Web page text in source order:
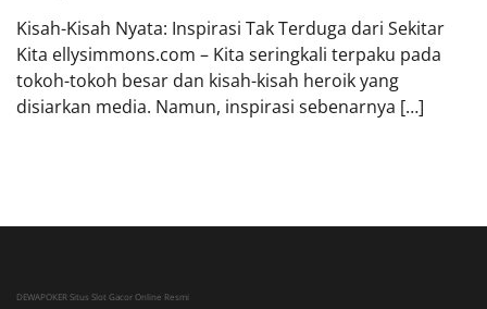
Kisah-Kisah Nyata: Inspirasi Tak Terduga dari Sekitar
Kita ellysimmons.com – Kita seringkali terpaku pada
tokoh-tokoh besar dan kisah-kisah heroik yang
disiarkan media. Namun, inspirasi sebenarnya […]
DEWAPOKER Situs Slot Gacor Online Resmi